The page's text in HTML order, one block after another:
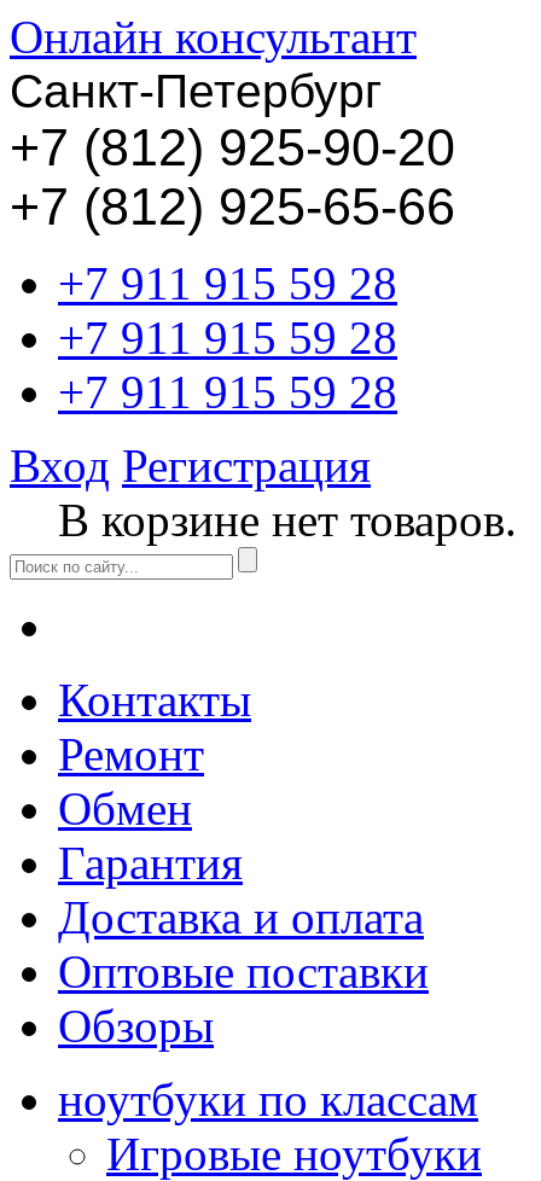
Онлайн консультант
Санкт-Петербург
+7 (812) 925-90-20
+7 (812) 925-65-66
+7 911 915 59 28
+7 911 915 59 28
+7 911 915 59 28
Вход Регистрация
В корзине нет товаров.
Контакты
Ремонт
Обмен
Гарантия
Доставка и оплата
Оптовые поставки
Обзоры
ноутбуки по классам
Игровые ноутбуки